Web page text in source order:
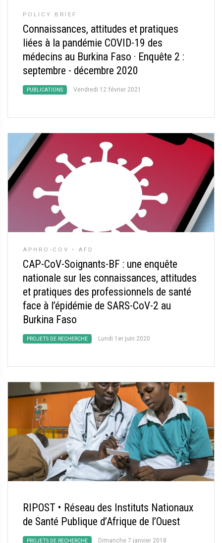
POLICY BRIEF
Connaissances, attitudes et pratiques
liées à la pandémie COVID-19 des
médecins au Burkina Faso · Enquête 2 :
septembre - décembre 2020
PUBLICATIONS Vendredi 12 février 2021
APHRO-COV • AFD
CAP-CoV-Soignants-BF : une enquête
nationale sur les connaissances, attitudes
et pratiques des professionnels de santé
face à l’épidémie de SARS-CoV-2 au
Burkina Faso
PROJETS DE RECHERCHE Lundi 1er juin 2020
RIPOST • Réseau des Instituts Nationaux
de Santé Publique d’Afrique de l’Ouest
PROJETS DE RECHERCHE Dimanche 7 janvier 2018